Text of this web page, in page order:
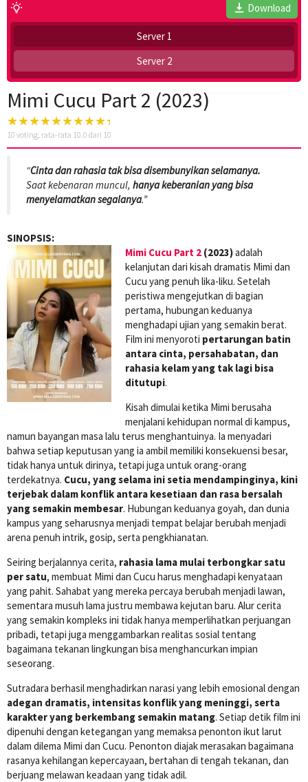
Download
Server 1
Server 2
Mimi Cucu Part 2 (2023)
10 voting, rata-rata 10.0 dari 10
“Cinta dan rahasia tak bisa disembunyikan selamanya.
Saat kebenaran muncul, hanya keberanian yang bisa
menyelamatkan segalanya.”
SINOPSIS:
Mimi Cucu Part 2 (2023)adalah
kelanjutan dari kisah dramatis Mimi dan
Cucu yang penuh lika-liku. Setelah
peristiwa mengejutkan di bagian
pertama, hubungan keduanya
menghadapi ujian yang semakin berat.
Film ini menyoroti pertarungan batin
antara cinta, persahabatan, dan
rahasia kelam yang tak lagi bisa
ditutupi.
Kisah dimulai ketika Mimi berusaha
menjalani kehidupan normal di kampus,
namun bayangan masa lalu terus menghantuinya. Ia menyadari
bahwa setiap keputusan yang ia ambil memiliki konsekuensi besar,
tidak hanya untuk dirinya, tetapi juga untuk orang-orang
terdekatnya. Cucu, yang selama ini setia mendampinginya, kini
terjebak dalam konflik antara kesetiaan dan rasa bersalah
yang semakin membesar. Hubungan keduanya goyah, dan dunia
kampus yang seharusnya menjadi tempat belajar berubah menjadi
arena penuh intrik, gosip, serta pengkhianatan.
Seiring berjalannya cerita, rahasia lama mulai terbongkar satu
per satu, membuat Mimi dan Cucu harus menghadapi kenyataan
yang pahit. Sahabat yang mereka percaya berubah menjadi lawan,
sementara musuh lama justru membawa kejutan baru. Alur cerita
yang semakin kompleks ini tidak hanya memperlihatkan perjuangan
pribadi, tetapi juga menggambarkan realitas sosial tentang
bagaimana tekanan lingkungan bisa menghancurkan impian
seseorang.
Sutradara berhasil menghadirkan narasi yang lebih emosional dengan
adegan dramatis, intensitas konflik yang meninggi, serta
karakter yang berkembang semakin matang. Setiap detik film ini
dipenuhi dengan ketegangan yang memaksa penonton ikut larut
dalam dilema Mimi dan Cucu. Penonton diajak merasakan bagaimana
rasanya kehilangan kepercayaan, bertahan di tengah tekanan, dan
berjuang melawan keadaan yang tidak adil.